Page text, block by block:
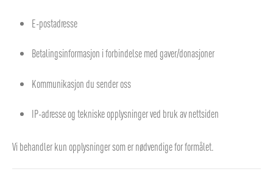
E-postadresse
Betalingsinformasjon i forbindelse med gaver/donasjoner
Kommunikasjon du sender oss
IP-adresse og tekniske opplysninger ved bruk av nettsiden
Vi behandler kun opplysninger som er nødvendige for formålet.